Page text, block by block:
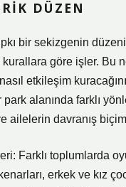
DÜZEN
bir sekizgenin
kurallara göre işler. Bu
etkileşim
alanında farklı
ailelerin davranış
Farklı toplumlarda
erkek ve kız